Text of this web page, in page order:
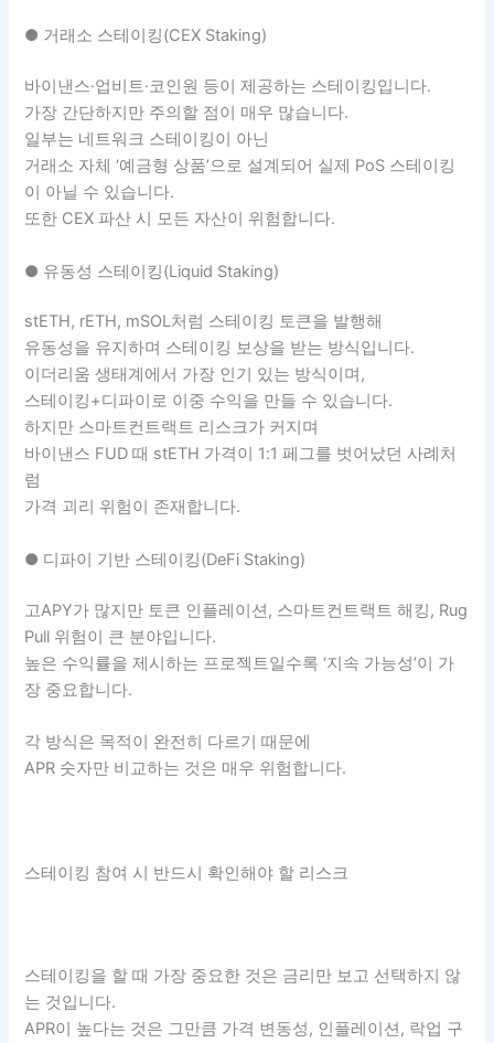
● 거래소 스테이킹(CEX Staking)
바이낸스·업비트·코인원 등이 제공하는 스테이킹입니다.
가장 간단하지만 주의할 점이 매우 많습니다.
일부는 네트워크 스테이킹이 아닌
거래소 자체 ‘예금형 상품’으로 설계되어 실제 PoS 스테이킹
이 아닐 수 있습니다.
또한 CEX 파산 시 모든 자산이 위험합니다.
● 유동성 스테이킹(Liquid Staking)
stETH, rETH, mSOL처럼 스테이킹 토큰을 발행해
유동성을 유지하며 스테이킹 보상을 받는 방식입니다.
이더리움 생태계에서 가장 인기 있는 방식이며,
스테이킹+디파이로 이중 수익을 만들 수 있습니다.
하지만 스마트컨트랙트 리스크가 커지며
바이낸스 FUD 때 stETH 가격이 1:1 페그를 벗어났던 사례처
럼
가격 괴리 위험이 존재합니다.
● 디파이 기반 스테이킹(DeFi Staking)
고APY가 많지만 토큰 인플레이션, 스마트컨트랙트 해킹, Rug
Pull 위험이 큰 분야입니다.
높은 수익률을 제시하는 프로젝트일수록 ‘지속 가능성’이 가
장 중요합니다.
각 방식은 목적이 완전히 다르기 때문에
APR 숫자만 비교하는 것은 매우 위험합니다.
스테이킹 참여 시 반드시 확인해야 할 리스크
스테이킹을 할 때 가장 중요한 것은 금리만 보고 선택하지 않
는 것입니다.
APR이 높다는 것은 그만큼 가격 변동성, 인플레이션, 락업 구